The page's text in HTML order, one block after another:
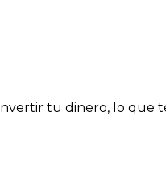
tu dinero, lo